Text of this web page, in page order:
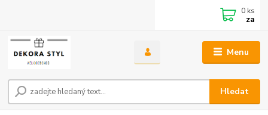
Menu
Hledat
0 ks
za